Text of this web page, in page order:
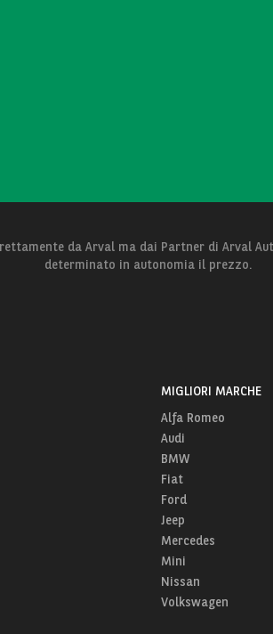
da Arval ma dai Partner di Arval
determinato in autonomia il prezzo.
MIGLIORI MARCHE
Alfa Romeo
Audi
BMW
Fiat
Ford
Jeep
Mercedes
Mini
Nissan
Volkswagen